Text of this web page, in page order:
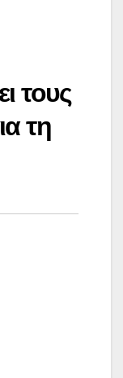
τους
τη